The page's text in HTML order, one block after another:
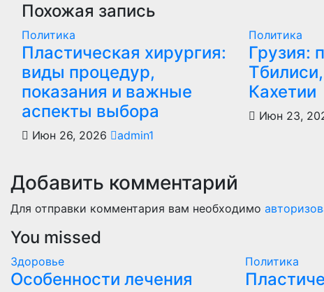
Похожая запись
Политика
Пластическая хирургия:
виды процедур,
показания и важные
аспекты выбора
Июн 26, 2026 admin1
Политика
Грузия:
Кахетии
Июн 23,
Добавить комментарий
Для отправки комментария вам необходимо
You missed
Здоровье
Особенности лечения
Политика